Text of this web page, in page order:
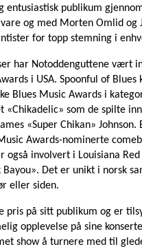
publikum
og med Morten Omlid og
for topp stemning i
har Notoddenguttene vært
i USA. Spoonful of Blues
Blues Music Awards i
som de spilte
«Super Chikan» Johnson.
Awards-nominerte
også involvert i Louisiana
Det er unikt i norsk
eller siden.
pris på sitt publikum og er
opplevelse på sine
show å turnere med til